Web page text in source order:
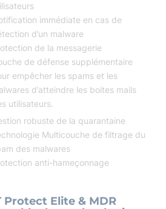
immédiate en cas de
d’un malware
de la messagerie
de défense supplémentaire
empêcher les spams et les
d’atteindre les boites mails
utilisateurs.
robuste de la quarantaine
Multicouche de filtrage du
des malwares
anti-hameçonnage
Protect Elite & MDR